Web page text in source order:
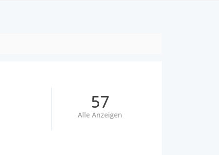
57
Alle Anzeigen